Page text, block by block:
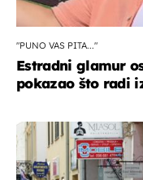
"PUNO VAS PITA..."
Estradni glamur
pokazao što radi